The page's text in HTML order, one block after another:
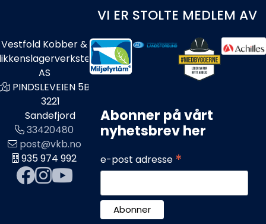
VI ER STOLTE MEDLEM AV
Vestfold Kobber &
AS
PINDSLEVEIEN 5B
3221
Sandefjord
33420480
post@vkb.no
935 974 992
Abonner på vårt
nyhetsbrev her
e-post adresse *